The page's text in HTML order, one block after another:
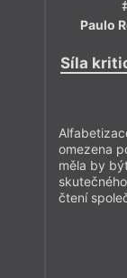
Paulo
Síla
omezena
měla by
čtení